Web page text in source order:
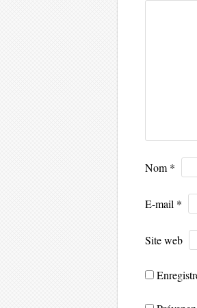
Nom*
E-mail *
Site web